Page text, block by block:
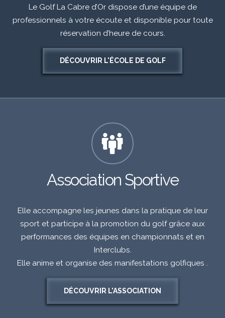
Le Golf La Cabre d’Or dispose d’une équipe de
professionnels à votre écoute et disponible pour toute
réservation d’heure de cours.
DÉCOUVRIR L'ÉCOLE DE GOLF
Association Sportive
Elle accompagne les jeunes dans la pratique de leur
sport et participe à la promotion du golf grâce aux
performances des équipes en championnats et en
Interclubs.
Elle anime et organise des manifestations golfiques .
DÉCOUVRIR L'ASSOCIATION